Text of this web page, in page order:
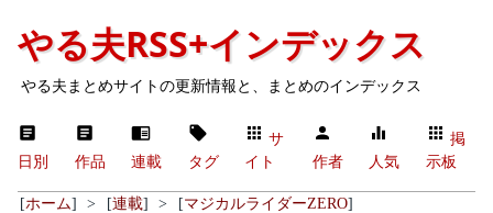
やる夫RSS+インデックス
やる夫まとめサイトの更新情報と、まとめのインデックス
日別 作品 連載 タグ
サ
イト
作者 人気
掲
示板
[ホーム] > [連載] > [マジカルライダーZERO]